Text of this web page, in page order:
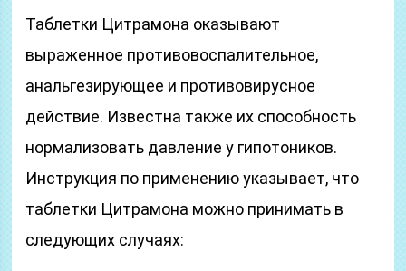
Таблетки Цитрамона оказывают
выраженное противовоспалительное,
анальгезирующее и противовирусное
действие. Известна также их способность
нормализовать давление у гипотоников.
Инструкция по применению указывает, что
таблетки Цитрамона можно принимать в
следующих случаях: